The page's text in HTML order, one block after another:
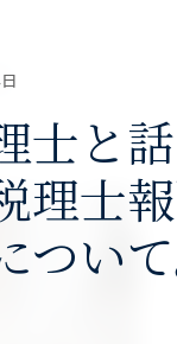
士と
理士
つい